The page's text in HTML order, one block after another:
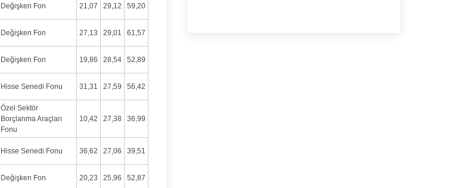
Değişken Fon 21,07 29,12 59,20
Değişken Fon 27,13 29,01 61,57
Değişken Fon 19,86 28,54 52,89
Hisse Senedi Fonu 31,31 27,59 56,42
Özel Sektör
Borçlanma Araçları
Fonu
10,42 27,38 36,99
Hisse Senedi Fonu 36,62 27,06 39,51
Değişken Fon 20,23 25,96 52,87